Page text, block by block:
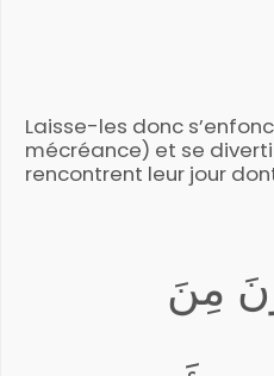
Laisse-les donc
mécréance) et se
rencontrent leur jour
مِنَ